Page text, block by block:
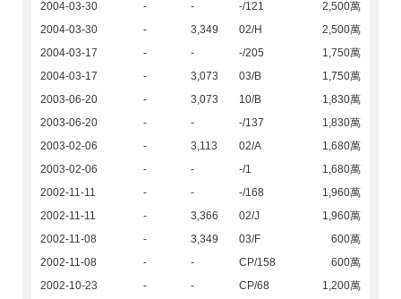
2004-03-30
- - -/121
2,500萬
2004-03-30
- 3,349 02/H
2,500萬
2004-03-17
- - -/205
1,750萬
2004-03-17
- 3,073 03/B
1,750萬
2003-06-20
- 3,073 10/B
1,830萬
2003-06-20
- - -/137
1,830萬
2003-02-06
- 3,113 02/A
1,680萬
2003-02-06
- - -/1
1,680萬
2002-11-11
- - -/168
1,960萬
2002-11-11
- 3,366 02/J
1,960萬
2002-11-08
- 3,349 03/F
600萬
2002-11-08
- - CP/158
600萬
2002-10-23
- - CP/68
1,200萬